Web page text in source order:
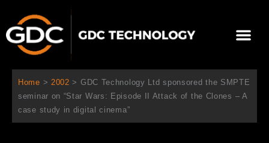
を
メ
ニ
ー
Home > 2002 > GDC Technology Ltd sponsored the SMPTE
seminar on “Star Wars: Episode II Attack of the Clones – A
case study in digital cinema”